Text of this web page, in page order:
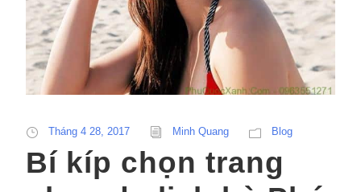
Tháng 4 28, 2017 Minh Quang Blog
Bí kíp chọn trang